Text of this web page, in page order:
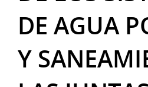
DE AGUA
Y